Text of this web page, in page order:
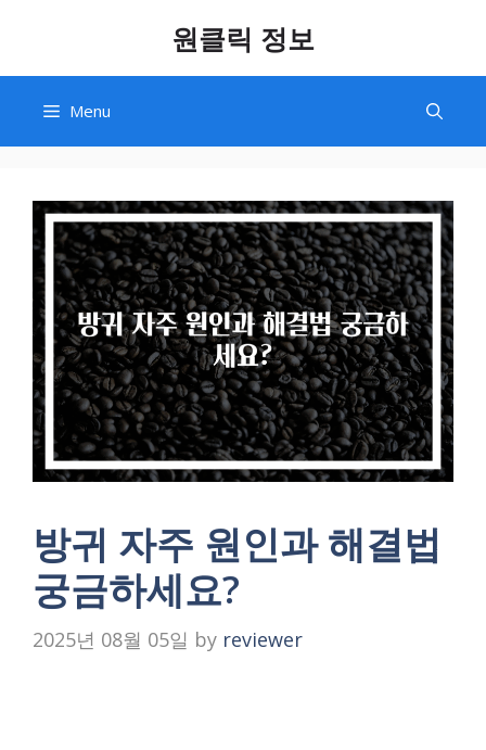
content
원클릭 정보
Menu
방귀 자주 원인과 해결법
궁금하세요?
2025년 08월 05일 by reviewer